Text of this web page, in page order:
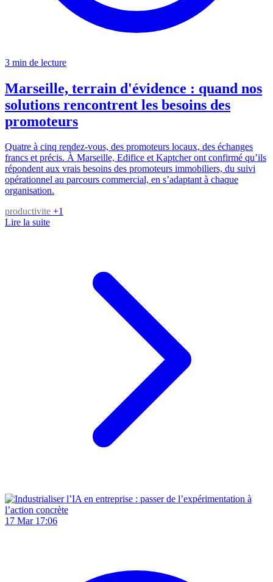
3 min de lecture
Marseille, terrain d'évidence : quand nos
solutions rencontrent les besoins des
promoteurs
Quatre à cinq rendez-vous, des promoteurs locaux, des échanges
francs et précis. À Marseille, Edifice et Kaptcher ont confirmé qu’ils
répondent aux vrais besoins des promoteurs immobiliers, du suivi
opérationnel au parcours commercial, en s’adaptant à chaque
organisation.
productivite +1
Lire la suite
17 Mar 17:06